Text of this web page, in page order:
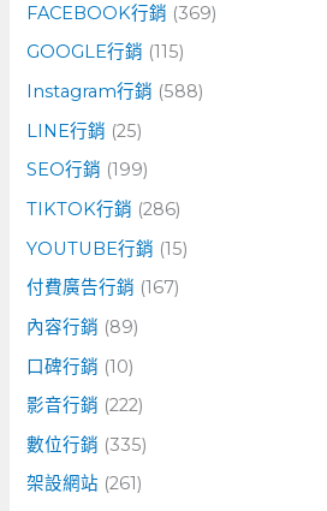
FACEBOOK行銷 (369)
GOOGLE行銷 (115)
Instagram行銷 (588)
LINE行銷 (25)
SEO行銷 (199)
TIKTOK行銷 (286)
YOUTUBE行銷 (15)
付費廣告行銷 (167)
內容行銷 (89)
口碑行銷 (10)
影音行銷 (222)
數位行銷 (335)
架設網站 (261)